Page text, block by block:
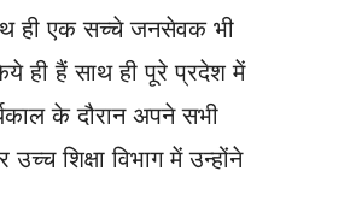
ही एक सच्चे जनसेवक भी
ही हैं साथ ही पूरे प्रदेश में
के दौरान अपने सभी
शिक्षा विभाग में उन्होंने